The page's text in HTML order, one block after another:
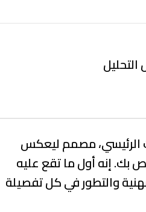
الرئيسي، مصمم ليعكس
بك. إنه أول ما تقع عليه
والتطور في كل تفصيلة